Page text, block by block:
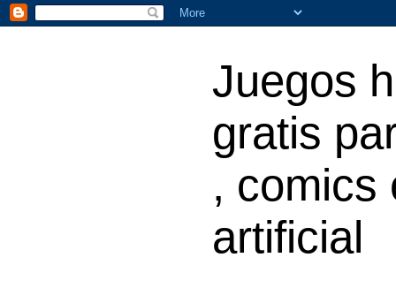
Juegos
gratis
, comics
artificial